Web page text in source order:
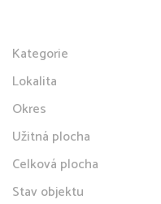
Kategorie
Lokalita
Okres
Užitná plocha
Celková plocha
Stav objektu